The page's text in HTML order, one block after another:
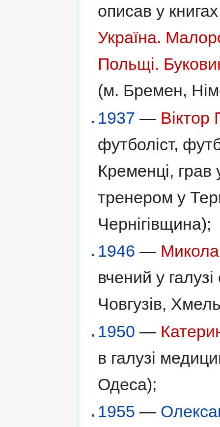
описав у
Україна.
Польщі.
(м. Бремен,
1937 — Віктор
футболіст,
Кременці,
тренером у
Чернігівщина);
1946 —
вчений у
Човгузів,
1950 —
в галузі
Одеса);
1955 —